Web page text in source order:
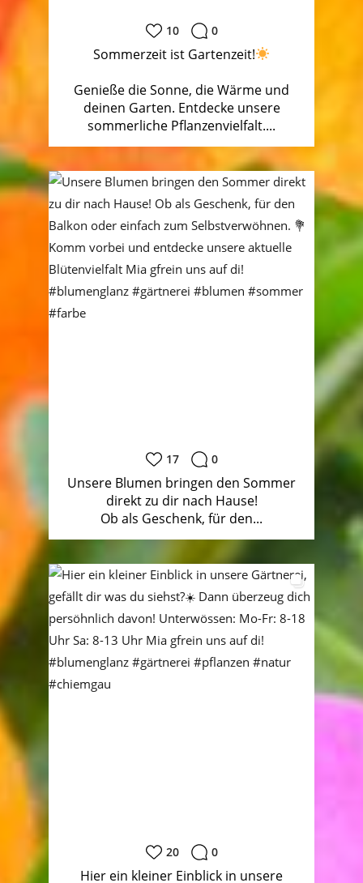
10 0
Sommerzeit ist Gartenzeit!
Genieße die Sonne, die Wärme und
deinen Garten. Entdecke unsere
sommerliche Pflanzenvielfalt....
17 0
Unsere Blumen bringen den Sommer
direkt zu dir nach Hause!
Ob als Geschenk, für den...
20 0
Hier ein kleiner Einblick in unsere